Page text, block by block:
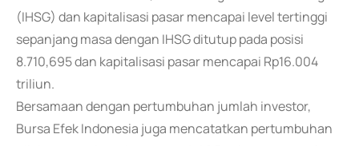
(IHSG) dan kapitalisasi pasar mencapai level tertinggi
sepanjang masa dengan IHSG ditutup pada posisi
8.710,695 dan kapitalisasi pasar mencapai Rp16.004
triliun.
Bersamaan dengan pertumbuhan jumlah investor,
Bursa Efek Indonesia juga mencatatkan pertumbuhan